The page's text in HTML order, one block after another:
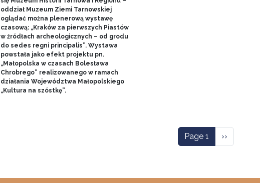
oddział Muzeum Ziemi Tarnowskiej
oglądać można plenerową wystawę
czasową: „Kraków za pierwszych Piastów
w źródłach archeologicznych – od grodu
do sedes regni principalis”. Wystawa
powstała jako efekt projektu pn.
„Małopolska w czasach Bolesława
Chrobrego” realizowanego w ramach
działania Województwa Małopolskiego
„Kultura na szóstkę”.
Page 1 Next page
››